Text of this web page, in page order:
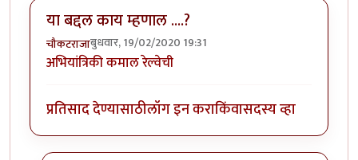
या बद्दल काय म्हणाल ....?
चौकटराजाबुधवार, 19/02/2020 19:31
अभियांत्रिकी कमाल रेल्वेची
प्रतिसाद देण्यासाठीलॉग इन कराकिंवासदस्य व्हा